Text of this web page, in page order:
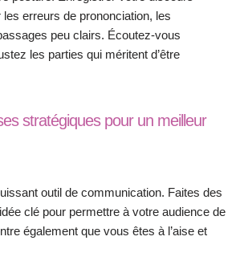
erreurs de prononciation, les
peu clairs. Écoutez-vous
les parties qui méritent d’être
stratégiques pour un meilleur
outil de communication. Faites des
clé pour permettre à votre audience de
également que vous êtes à l’aise et